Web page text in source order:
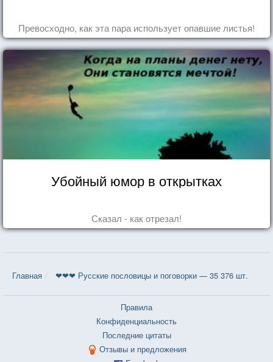
Превосходно, как эта пара использует опавшие листья!
Убойный юмор в открытках
Сказал - как отрезал!
Главная ❤❤❤ Русские пословицы и поговорки — 35 376 шт.
Правила
Конфиденциальность
Последние цитаты
Отзывы и предложения